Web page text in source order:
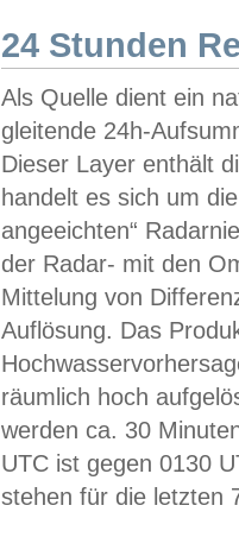
24 Stunden
Als Quelle dient ein
gleitende 24h-
Dieser Layer enthält
handelt es sich um
angeeichten“
der Radar- mit den
Mittelung von
Auflösung. Das
räumlich hoch
werden ca. 30
UTC ist gegen 0130
stehen für die letzten